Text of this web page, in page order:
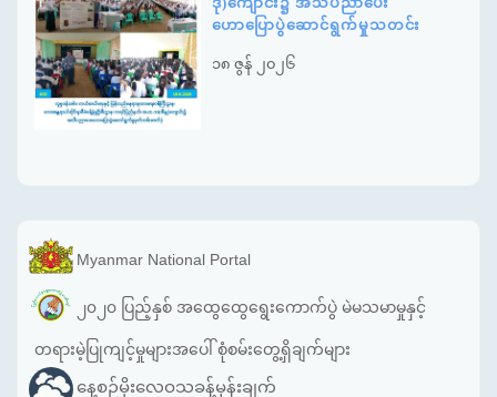
ဟောပြောပွဲဆောင်ရွက်မှုသတင်း
၁၈ ဇွန် ၂၀၂၆
Myanmar National Portal
၂၀၂၀ ပြည့်နှစ် အထွေထွေရွေးကောက်ပွဲ မဲမသမာမှုနှင့်
တရားမဲ့ပြုကျင့်မှုများအပေါ် စုံစမ်းတွေ့ရှိချက်များ
နေ့စဉ်မိုးလေဝသခန့်မှန်းချက်